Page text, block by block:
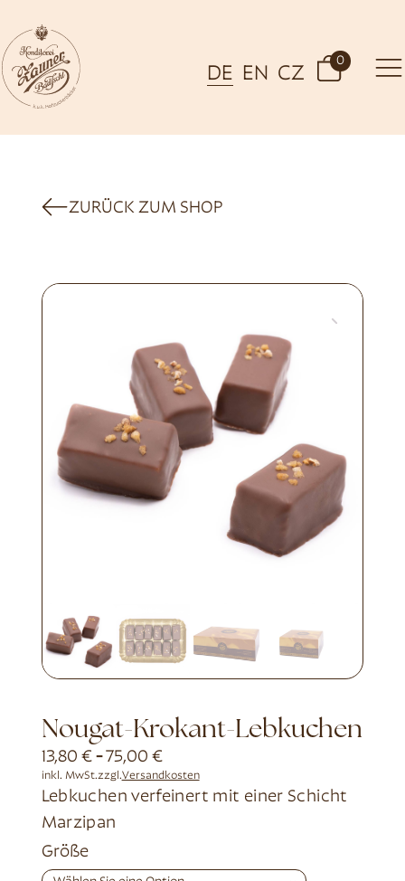
DE EN CZ
0
ZURÜCK ZUM SHOP
Nougat-Krokant-Lebkuchen
13,80 €-75,00 €
inkl. MwSt.zzgl.Versandkosten
Lebkuchen verfeinert mit einer Schicht
Marzipan
Größe
Alternative: